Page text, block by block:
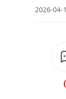
2026-04-